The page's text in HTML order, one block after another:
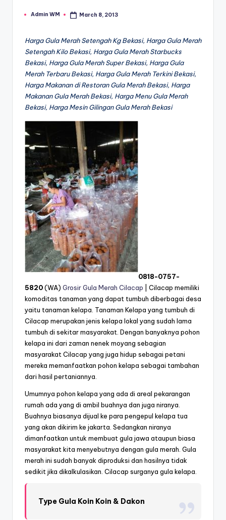
Posted
Admin WM March 8, 2013
Harga Gula Merah Setengah Kg Bekasi, Harga Gula Merah
Setengah Kilo Bekasi, Harga Gula Merah Starbucks
Bekasi, Harga Gula Merah Super Bekasi, Harga Gula
Merah Terbaru Bekasi, Harga Gula Merah Terkini Bekasi,
Harga Makanan di Restoran Gula Merah Bekasi, Harga
Makanan Gula Merah Bekasi, Harga Menu Gula Merah
Bekasi, Harga Mesin Gilingan Gula Merah Bekasi
0818-0757-
5820(WA) Grosir Gula Merah Cilacap | Cilacap memiliki
komoditas tanaman yang dapat tumbuh diberbagai desa
yaitu tanaman kelapa. Tanaman Kelapa yang tumbuh di
Cilacap merupakan jenis kelapa lokal yang sudah lama
tumbuh di sekitar masyarakat. Dengan banyaknya pohon
kelapa ini dari zaman nenek moyang sebagian
masyarakat Cilacap yang juga hidup sebagai petani
mereka memanfaatkan pohon kelapa sebagai tambahan
dari hasil pertaniannya.
Umumnya pohon kelapa yang ada di areal pekarangan
rumah ada yang di ambil buahnya dan juga niranya.
Buahnya biasanya dijual ke para pengepul kelapa tua
yang akan dikirim ke jakarta. Sedangkan niranya
dimanfaatkan untuk membuat gula jawa ataupun biasa
masyarakat kita menyebutnya dengan gula merah. Gula
merah ini sudah banyak diproduksi dan hasilnya tidak
sedikit jika dikalkulasikan. Cilacap surganya gula kelapa.
Type Gula Koin Koin & Dakon